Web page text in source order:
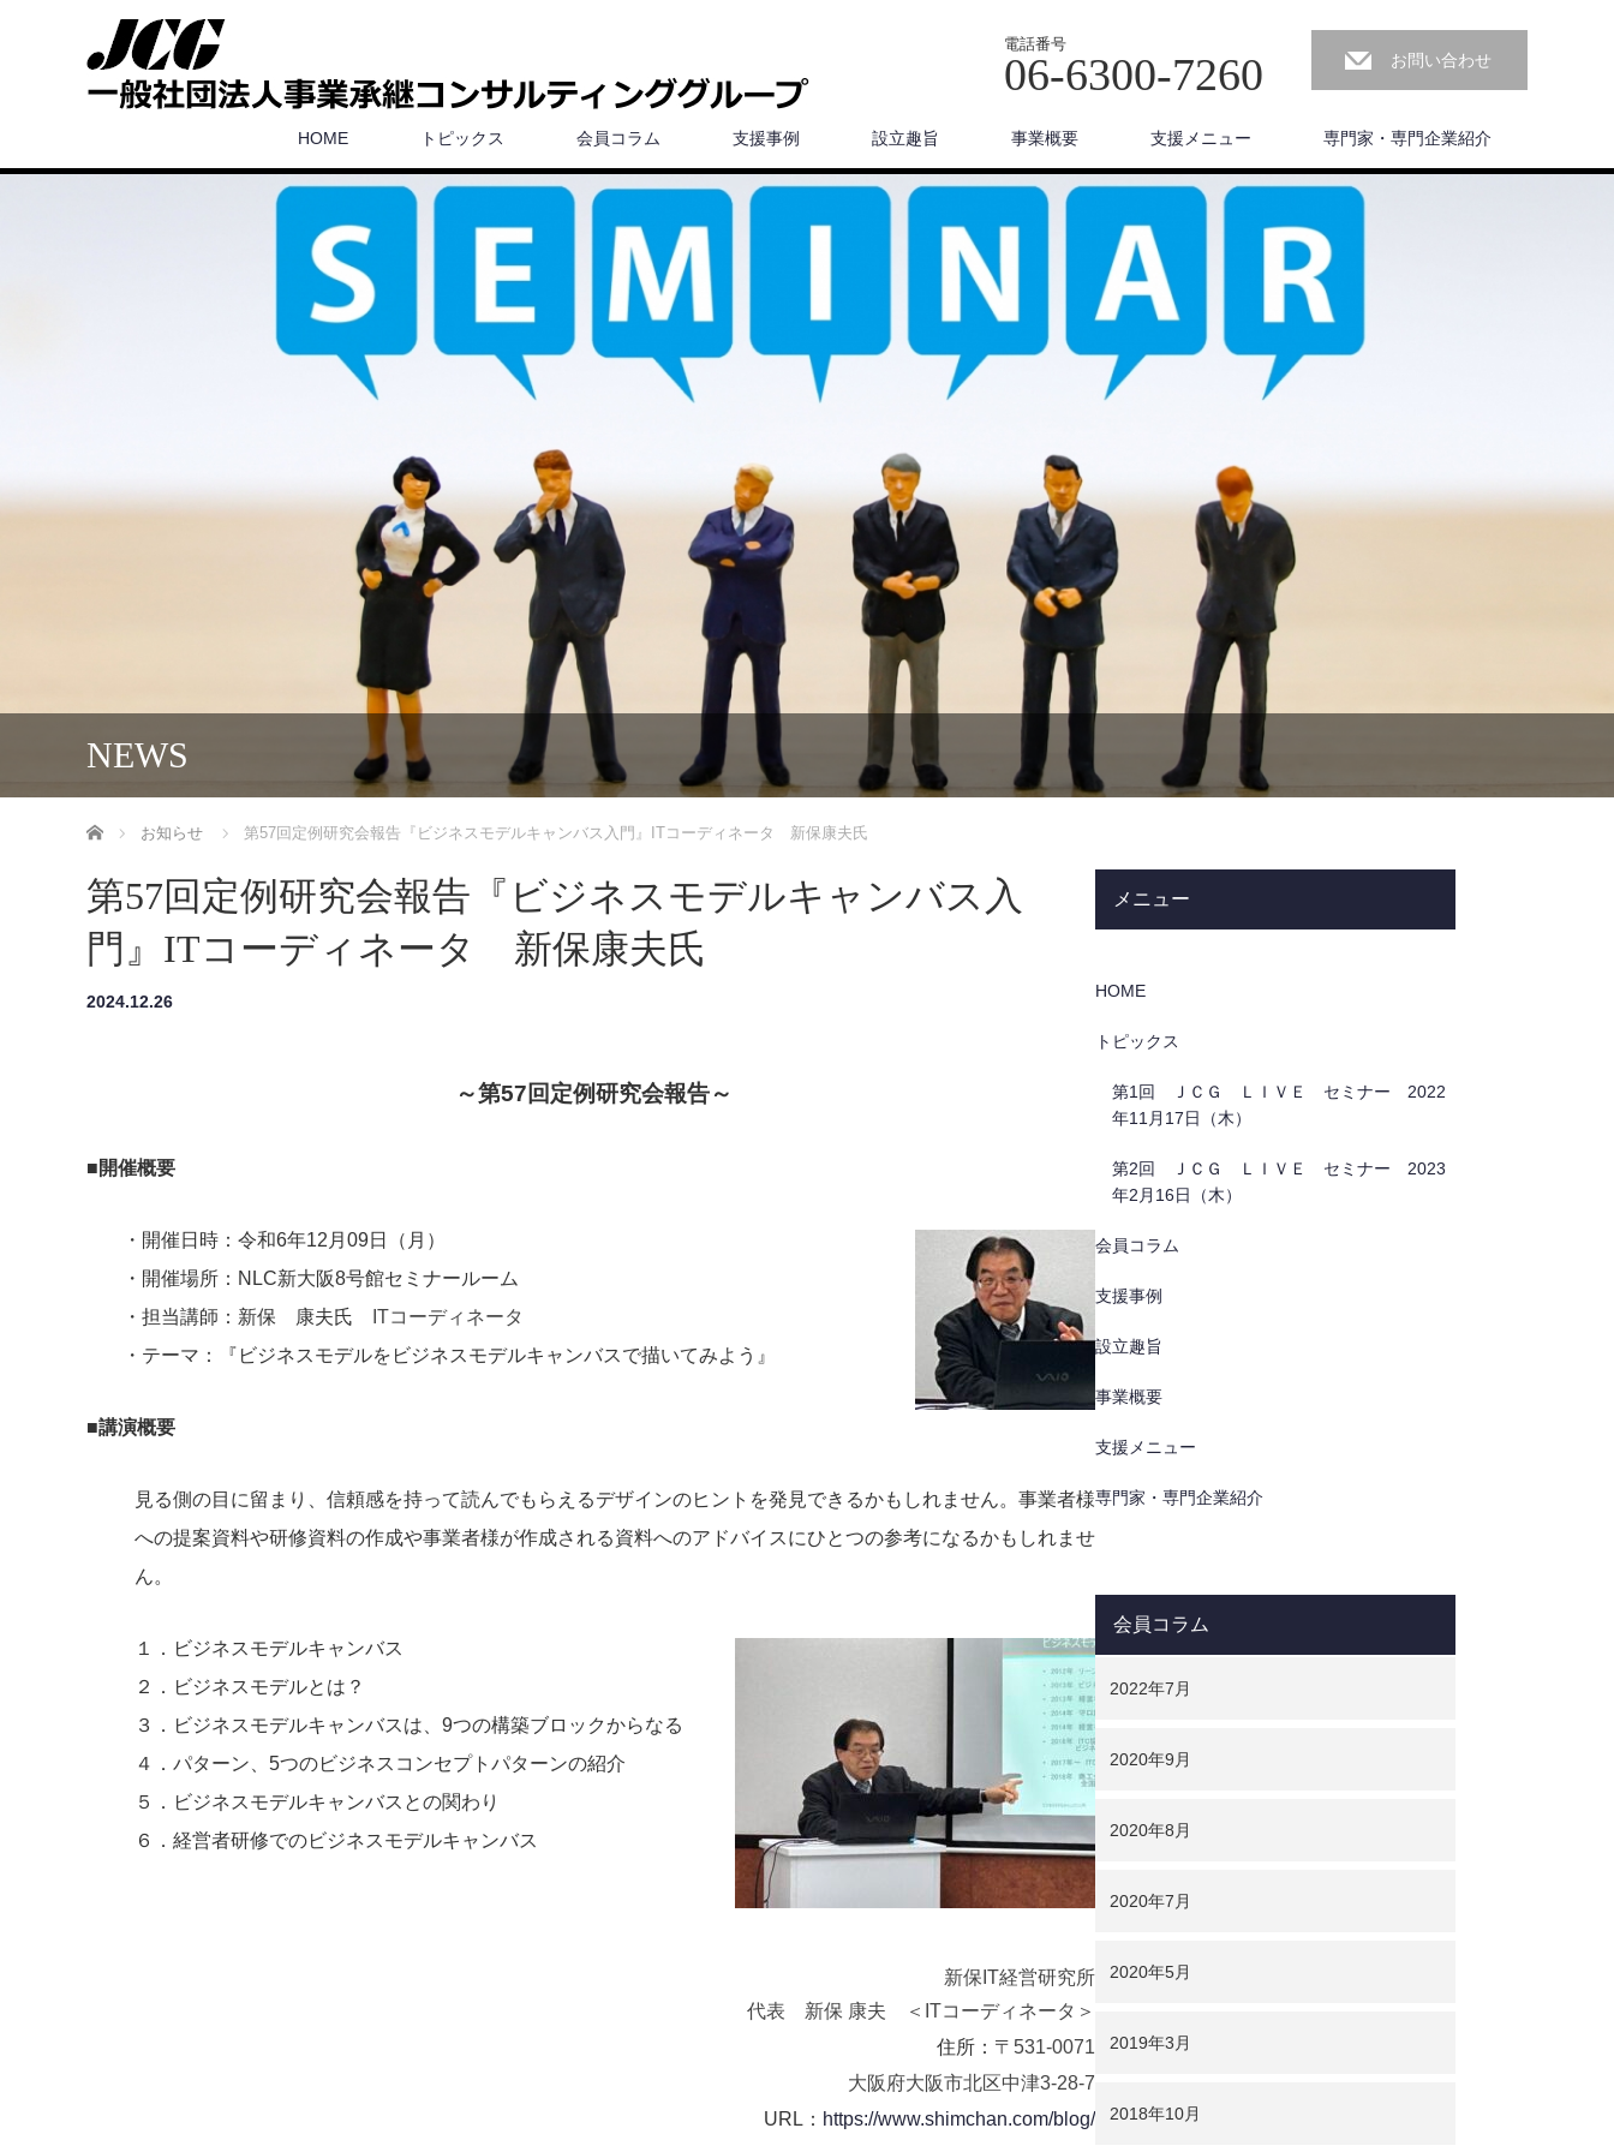
電話番号
06-6300-7260 お問い合わせ
HOME トピックス 会員コラム 支援事例 設立趣旨 事業概要 支援メニュー 専門家・専門企業紹介
NEWS
ホーム お知らせ 第57回定例研究会報告『ビジネスモデルキャンバス入門』ITコーディネータ 新保康夫氏
第57回定例研究会報告『ビジネスモデルキャンバス入
門』ITコーディネータ 新保康夫氏
2024.12.26
～第57回定例研究会報告～
■開催概要
・開催日時：令和6年12月09日（月）
・開催場所：NLC新大阪8号館セミナールーム
・担当講師：新保 康夫氏
ITコーディネータ
・テーマ：『ビジネスモデルをビジネスモデルキャンバスで描いてみよう』
■講演概要
見る側の目に留まり、信頼感を持って読んでもらえるデザインのヒントを発見できるかもしれません。事業者様
への提案資料や研修資料の作成や事業者様が作成される資料へのアドバイスにひとつの参考になるかもしれませ
ん。
１．ビジネスモデルキャンバス
２．ビジネスモデルとは？
３．ビジネスモデルキャンバスは、9つの構築ブロックからなる
４．パターン、5つのビジネスコンセプトパターンの紹介
５．ビジネスモデルキャンバスとの関わり
６．経営者研修でのビジネスモデルキャンバス
新保IT経営研究所
代表 新保 康夫 ＜ITコーディネータ＞
住所： 〒531-0071
大阪府大阪市北区中津3-28-7
URL： https://www.shimchan.com/blog/
メニュー
HOME
トピックス
第1回 ＪＣＧ ＬＩＶＥ セミナー 2022
年11月17日（木）
第2回 ＪＣＧ ＬＩＶＥ セミナー 2023
年2月16日（木）
会員コラム
支援事例
設立趣旨
事業概要
支援メニュー
専門家・専門企業紹介
会員コラム
2022年7月
2020年9月
2020年8月
2020年7月
2020年5月
2019年3月
2018年10月